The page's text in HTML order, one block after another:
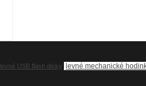
levné USB flash disky levné mechanické